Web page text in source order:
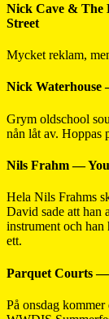
Nick Cave & The
Street
Mycket reklam,
Nick
Grym oldschool
nån låt av. Hoppas
Nils Frahm —
Hela Nils Frahms
David sade att han
instrument och han
ett.
Parquet Courts —
På onsdag